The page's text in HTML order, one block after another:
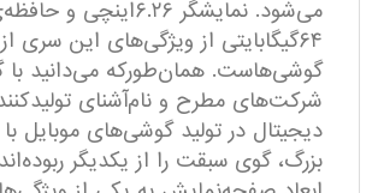
می‌شود. نمایشگر
۶۴گیگابایتی از ویژگی‌های این سری از
گوشی‌هاست. همان‌طورکه‌ می‌دانید
شرکت‌های مطرح و نام‌آشنای
دیجیتال در تولید گوشی‌های موبایل
بزرگ، گوی سبقت را از یکدیگر